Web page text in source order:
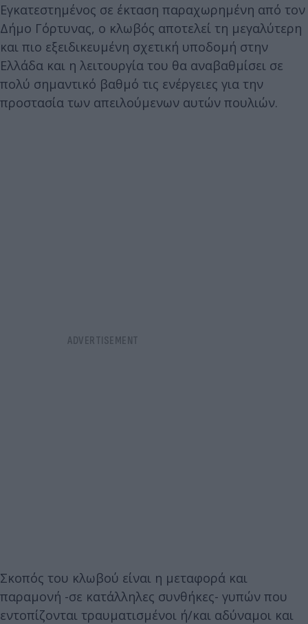
Εγκατεστημένος σε έκταση παραχωρημένη από τον
Δήμο Γόρτυνας, ο κλωβός αποτελεί τη μεγαλύτερη
και πιο εξειδικευμένη σχετική υποδομή στην
Ελλάδα και η λειτουργία του θα αναβαθμίσει σε
πολύ σημαντικό βαθμό τις ενέργειες για την
προστασία των απειλούμενων αυτών πουλιών.
Σκοπός του κλωβού είναι η μεταφορά και
παραμονή -σε κατάλληλες συνθήκες- γυπών που
εντοπίζονται τραυματισμένοι ή/και αδύναμοι και